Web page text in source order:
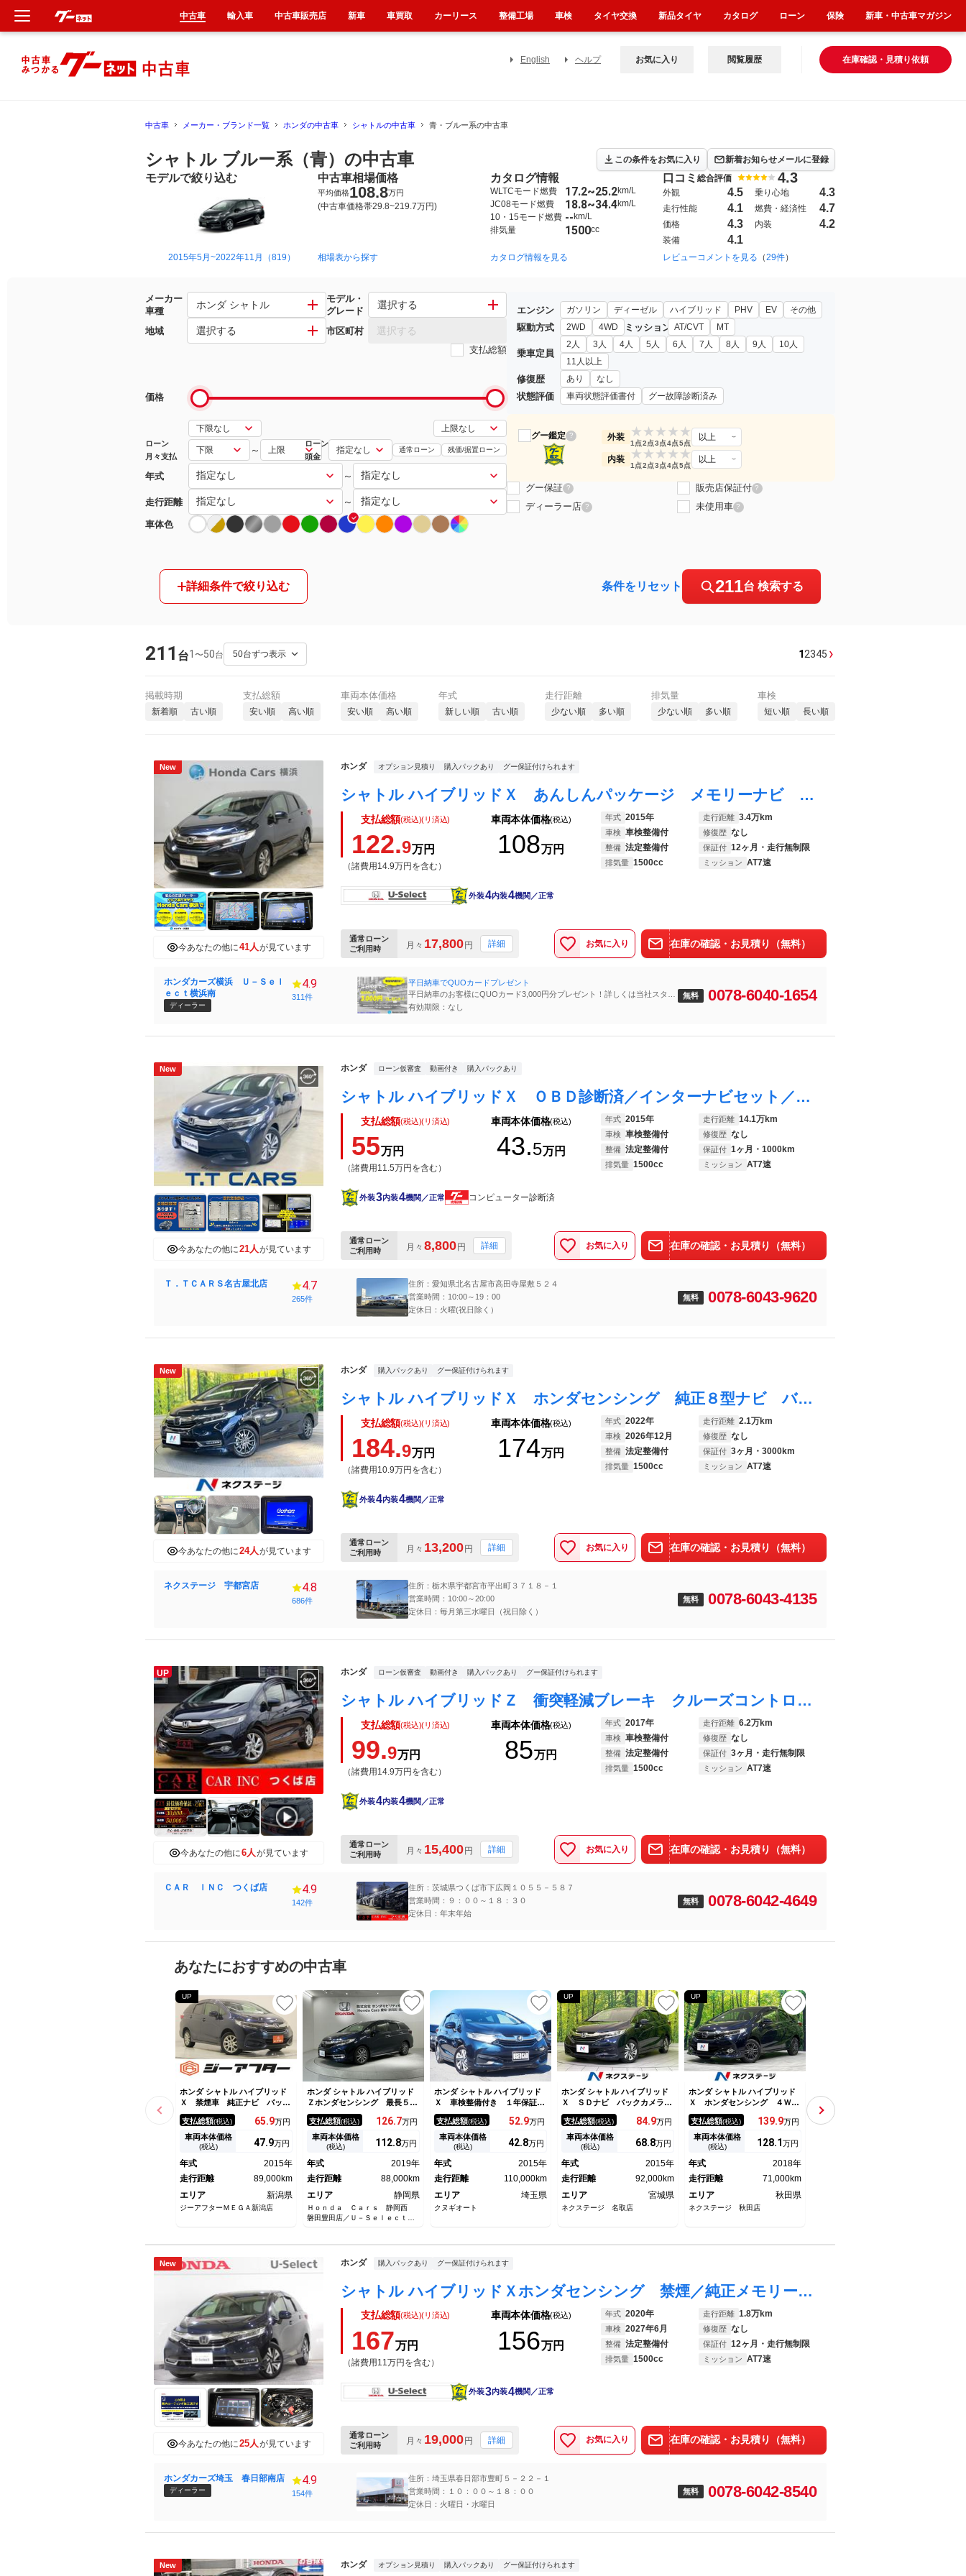
English ヘルプ 在庫確認・見積り依頼
お気に入り 閲覧履歴
中古車 メーカー・ブランド一覧 ホンダの中古車 シャトルの中古車 青・ブルー系の中古車
シャトル ブルー系（青）の中古車 この条件をお気に入り 新着お知らせメールに登録
モデルで絞り込む
2015年5月~2022年11月（819）
中古車相場価格
平均価格108.8万円
(中古車価格帯29.8~219.7万円)
相場表から探す
カタログ情報
WLTCモード燃費 17.2~25.2km/L
JC08モード燃費
18.8~34.4km/L
10・15モード燃費 -- km/L
排気量
1500cc
カタログ情報を見る
口コミ 総合評価 4.3
外観 4.5 乗り心地 4.3
走行性能 4.1 燃費・経済性 4.7
価格 4.3 内装 4.2
装備 4.1
レビューコメントを見る （29件）
メーカー
車種
ホンダ シャトル
モデル・
グレード
選択する
地域 選択する 市区町村 選択する
支払総額
価格
ローン
月々支払
～
ローン
頭金
通常ローン 残価/据置ローン
年式 ～
走行距離 ～
車体色
エンジン ガソリン ディーゼル ハイブリッド PHV EV その他
駆動方式 2WD 4WD ミッション AT/CVT MT
乗車定員
2人 3人 4人 5人 6人 7人 8人 9人
10人
11人以上
修復歴 あり なし
状態評価 車両状態評価書付 グー故障診断済み
グー鑑定 ? 外装 ★
1点
★
2点
★
3点
★
4点
★
5点
以上
内装 ★
1点
★
2点
★
3点
★
4点
★
5点
以上
グー保証 ? 販売店保証付 ?
ディーラー店 ? 未使用車 ?
詳細条件で絞り込む 条件をリセット 211台 検索する
211 台1 〜50台 12345 ›
掲載時期
新着順 古い順
支払総額
安い順 高い順
車両本体価格
安い順 高い順
年式
新しい順 古い順
走行距離
少ない順 多い順
排気量
少ない順 多い順
車検
短い順 長い順
New
今あなたの他に41人が見ています
ホンダ オプション見積り 購入パックあり グー保証付けられます
シャトル ハイブリッドＸ あんしんパッケージ メモリーナビ リアカメラ フルセグＴＶ Ｂｌｕｅｔｏｏｔｈ ＥＴＣ ＬＥＤヘッドライト オートライト パドルシフト ワンオーナー 半革 ＢＴ接続 禁煙 ナビＴＶ イモビライザー
支払総額(税込)(リ済込)
122.9万円
（諸費用14.9万円を含む）
車両本体価格(税込)
108万円
年式 2015年 走行距離 3.4万km
車検 車検整備付 修復歴 なし
整備 法定整備付 保証付 12ヶ月・走行無制限
排気量 1500cc ミッション AT7速
外装4内装4機関／正常
通常ローン
ご利用時
月々 17,800円 詳細 お気に入り 在庫の確認・お見積り（無料）
ホンダカーズ横浜 Ｕ－Ｓｅｌ
ｅｃｔ横浜南
ディーラー
4.9
311件
平日納車でQUOカードプレゼント
平日納車のお客様にQUOカード3,000円分プレゼント！詳しくは当社スタッ
フまでお気軽にお問合せください。
有効期限：なし
無料 0078-6040-1654
New
今あなたの他に21人が見ています
ホンダ ローン仮審査 動画付き 購入パックあり
シャトル ハイブリッドＸ ＯＢＤ診断済／インターナビセット／７インチワイドディスプレイ／ＨＤＭＩ端子／地デジ／Ｂｌｕｅｔｏｏｔｈオーディオ／クルーズコントロール／シティブレーキアクティブシステム／ＬＥＤヘッド／ワンオーナー
支払総額(税込)(リ済込)
55万円
（諸費用11.5万円を含む）
車両本体価格(税込)
43.5万円
年式 2015年 走行距離 14.1万km
車検 車検整備付 修復歴 なし
整備 法定整備付 保証付 1ヶ月・1000km
排気量 1500cc ミッション AT7速
外装3内装4機関／正常 コンピューター診断済
通常ローン
ご利用時
月々 8,800円 詳細 お気に入り 在庫の確認・お見積り（無料）
Ｔ．ＴＣＡＲＳ名古屋北店 4.7
265件
住所：愛知県北名古屋市高田寺屋敷５２４
営業時間：10:00～19：00
定休日：火曜(祝日除く）
無料 0078-6043-9620
New
今あなたの他に24人が見ています
ホンダ 購入パックあり グー保証付けられます
シャトル ハイブリッドＸ ホンダセンシング 純正８型ナビ バックカメラ 衝突被害軽減システム 禁煙車 ハーフレザーシート スマートキー ＬＥＤヘッド ビルトインＥＴＣ 車線逸脱警報 オートライト Ｂｌｕｅｔｏｏｔｈ ＣＤ ＤＶＤ再生
支払総額(税込)(リ済込)
184.9万円
（諸費用10.9万円を含む）
車両本体価格(税込)
174万円
年式 2022年 走行距離 2.1万km
車検 2026年12月 修復歴 なし
整備 法定整備付 保証付 3ヶ月・3000km
排気量 1500cc ミッション AT7速
外装4内装4機関／正常
通常ローン
ご利用時
月々 13,200円 詳細 お気に入り 在庫の確認・お見積り（無料）
ネクステージ 宇都宮店 4.8
686件
住所：栃木県宇都宮市平出町３７１８－１
営業時間：10:00～20:00
定休日：毎月第三水曜日（祝日除く）
無料 0078-6043-4135
UP
今あなたの他に6人が見ています
ホンダ ローン仮審査 動画付き 購入パックあり グー保証付けられます
シャトル ハイブリッドＺ 衝突軽減ブレーキ クルーズコントロール 純正ナビ フルセグ Ｂｌｕｅｔｏｏｔｈ バックカメラ オートＬＥＤライト シートヒーター ビルトインＥＴＣ 純正１６インチアルミホイール ハーフレザーシート
支払総額(税込)(リ済込)
99.9万円
（諸費用14.9万円を含む）
車両本体価格(税込)
85万円
年式 2017年 走行距離 6.2万km
車検 車検整備付 修復歴 なし
整備 法定整備付 保証付 3ヶ月・走行無制限
排気量 1500cc ミッション AT7速
外装4内装4機関／正常
通常ローン
ご利用時
月々 15,400円 詳細 お気に入り 在庫の確認・お見積り（無料）
ＣＡＲ ＩＮＣ つくば店 4.9
142件
住所：茨城県つくば市下広岡１０５５－５８７
営業時間：９：００～１８：３０
定休日：年末年始
無料 0078-6042-4649
あなたにおすすめの中古車
UP
ホンダ シャトル ハイブリッド
Ｘ 禁煙車 純正ナビ バック
カメラ フルセグＴＶ オート
クルーズコントロール ＬＥＤ
ヘッドライト オートライト
Ｂｌｕｅｔｏｏｔｈ接続 レー
キ クリアランスソナー ＥＴ
Ｃ
支払総額(税込) 65.9万円
車両本体価格
(税込) 47.9万円
年式
2015年
走行距離
89,000km
エリア
新潟県
ジーアフターＭＥＧＡ新潟店
ホンダ シャトル ハイブリッド
Ｚホンダセンシング 最長５年
保証 ナビＶＸＭ－１９４ＶＦ
ｉ ＴＶ Ｒカメラ ＢＴオ－
ディオ ＤＶＤ ドラレコ Ｅ
ＴＣ ＬＥＤライト ＶＳＡ
－ 盗難防止装置 整備記録
簿 ＡＡＣ スペアキ－
支払総額(税込) 126.7万円
車両本体価格
(税込) 112.8万円
年式
2019年
走行距離
88,000km
エリア
静岡県
Ｈｏｎｄａ Ｃａｒｓ 静岡西
磐田豊田店／Ｕ－Ｓｅｌｅｃｔコ
ホンダ シャトル ハイブリッド
Ｘ 車検整備付き １年保証
純正ナビ ＴＶ バックカメ
ラ Ｂｌｕｅｔｏｏｔｈ 電格
ミラー クリアランスソナー
ＥＴＣ パワステ パワーウィ
支払総額(税込) 52.9万円
車両本体価格
(税込) 42.8万円
年式
2015年
走行距離
110,000km
エリア
埼玉県
クヌギオート
UP
ホンダ シャトル ハイブリッド
Ｘ ＳＤナビ バックカメラ
衝突被害軽減 禁煙車 ハーフ
レザーシート スマートキー
ＬＥＤヘッド ＥＴＣ クルコ
ン オートライト オートエア
Ｄ ＤＶＤ再生 フルセグ
支払総額(税込) 84.9万円
車両本体価格
(税込) 68.8万円
年式
2015年
走行距離
92,000km
エリア
宮城県
ネクステージ 名取店
UP
ホンダ シャトル ハイブリッド
Ｘ ホンダセンシング ４Ｗ
Ｄ 禁煙車 純正ナビ バック
カメラ 衝突軽減 レーダーク
ルーズ シートヒーター ハー
フレザーシート ＬＥＤヘッ
ュアルエアコン スマートキー
支払総額(税込) 139.9万円
車両本体価格
(税込) 128.1万円
年式
2018年
走行距離
71,000km
エリア
秋田県
ネクステージ 秋田店
Ｘ 純正ナビ バックカメラ
衝突軽減装置 禁煙車 ドラレ
コ スマートキー ＬＥＤヘッ
支払総額
New
今あなたの他に25人 が見ています
ホンダ 購入パックあり グー保証付けられます
シャトル ハイブリッドＸホンダセンシング 禁煙／純正メモリーナビ／Ｂｌｕｅｔｏｏｔｈ ／ＥＴＣ／Ｒカメラ／ワンオーナー／ＣＤ再生／シートヒーター／スマートキー
支払総額(税込)(リ済込)
167万円
（諸費用11万円を含む）
車両本体価格(税込)
156万円
年式 2020年 走行距離 1.8万km
車検 2027年6月 修復歴 なし
整備 法定整備付 保証付 12ヶ月・走行無制限
排気量 1500cc ミッション AT7速
外装3内装4機関／正常
通常ローン
ご利用時
月々 19,000 円 詳細 お気に入り 在庫の確認・お見積り（無料）
ホンダカーズ埼玉 春日部南店
ディーラー
4.9
154件
住所：埼玉県春日部市豊町５－２２－１
営業時間：１０：００～１８：００
定休日：火曜日・水曜日
無料 0078-6042-8540
New ホンダ オプション見積り 購入パックあり グー保証付けられます
中古車 輸入車 中古車販売店 新車 車買取 カーリース 整備工場 車検 タイヤ交換 新品タイヤ カタログ ローン 保険 新車・中古車マガジン
新車